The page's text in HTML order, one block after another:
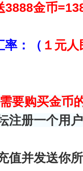
3888金币
率：（ １元
需要购买金币
注册一个用
值并发送你